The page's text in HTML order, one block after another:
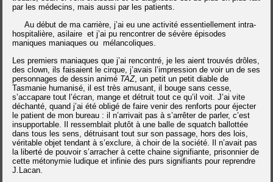
par les médecins, mais aussi par les patients.
Au début de ma carrière, j’ai eu une activité essentiellement intra-
hospitalière, asilaire et j’ai pu rencontrer de sévère épisodes
maniques maniaques ou mélancoliques.
Les premiers maniaques que j’ai rencontré, je les aient trouvés drôles,
des clown, ils faisaient le cirque, j’avais l’impression de voir un de ses
personnages de dessin animé TAZ, un petit un petit diable de
Tasmanie humanisé, il est très amusant, il bouge sans cesse,
s’accapare tout l’écran, mange et détruit tout ce qu’il voit. J’ai vite
déchanté, quand j’ai été obligé de faire venir des renforts pour éjecter
le patient de mon bureau : il n’arrivait pas à s’arrêter de parler, c’est
insupportable.
Il ressemblait plutôt à une balle de squatch ballottée
dans tous les sens, détruisant tout sur son passage, hors des lois,
véritable objet tendant à s’exclure, à choir de la société . Il n’avait pas
la liberté de pouvoir s’arracher à cette chaine signifiante, prisonnier de
cette métonymie ludique et infinie des purs signifiants pour reprendre
J.Lacan.